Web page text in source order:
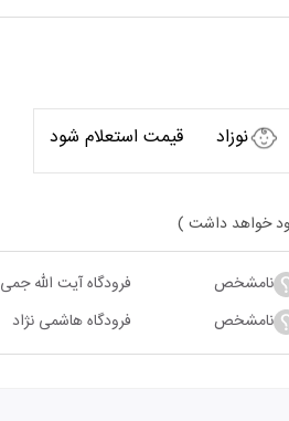
نوزاد قیمت استعلام شود
خواهد داشت )
نامشخص فرودگاه آیت الله جمی
نامشخص فرودگاه هاشمی نژاد